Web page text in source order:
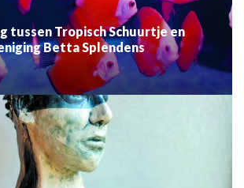
tussen Tropisch Schuurtje en
Betta Splendens